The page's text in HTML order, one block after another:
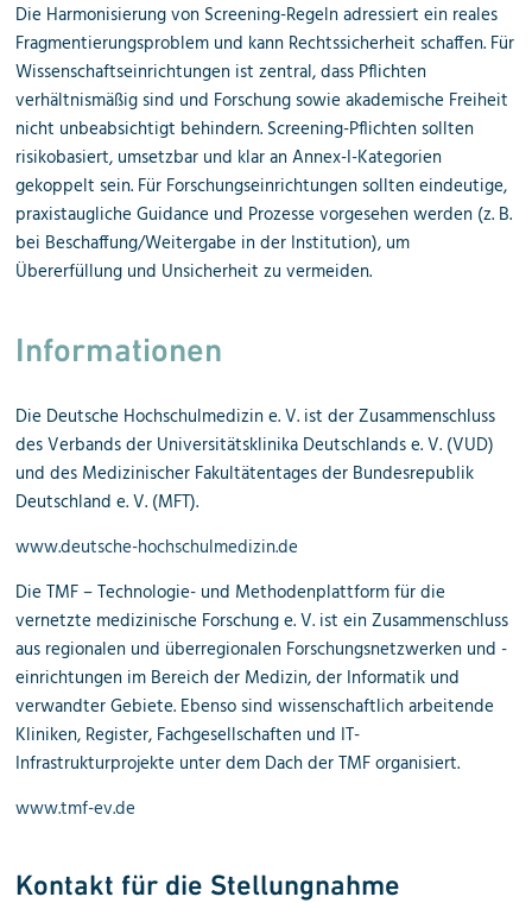
Die Harmonisierung von Screening-Regeln adressiert ein reales
Fragmentierungsproblem und kann Rechtssicherheit schaffen. Für
Wissenschaftseinrichtungen ist zentral, dass Pflichten
verhältnismäßig sind und Forschung sowie akademische Freiheit
nicht unbeabsichtigt behindern. Screening-Pflichten sollten
risikobasiert, umsetzbar und klar an Annex-I-Kategorien
gekoppelt sein. Für Forschungseinrichtungen sollten eindeutige,
praxistaugliche Guidance und Prozesse vorgesehen werden (z. B.
bei Beschaffung/Weitergabe in der Institution), um
Übererfüllung und Unsicherheit zu vermeiden.
Informationen
Die Deutsche Hochschulmedizin e. V. ist der Zusammenschluss
des Verbands der Universitätsklinika Deutschlands e. V. (VUD)
und des Medizinischer Fakultätentages der Bundesrepublik
Deutschland e. V. (MFT).
www.deutsche-hochschulmedizin.de
Die TMF – Technologie- und Methodenplattform für die
vernetzte medizinische Forschung e. V. ist ein Zusammenschluss
aus regionalen und überregionalen Forschungsnetzwerken und -
einrichtungen im Bereich der Medizin, der Informatik und
verwandter Gebiete. Ebenso sind wissenschaftlich arbeitende
Kliniken, Register, Fachgesellschaften und IT-
Infrastrukturprojekte unter dem Dach der TMF organisiert.
www.tmf-ev.de
Kontakt für die Stellungnahme